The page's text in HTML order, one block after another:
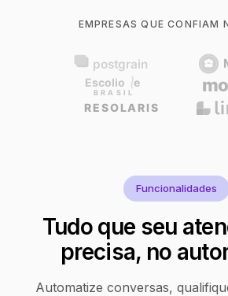
EMPRESAS QUE CONFIAM
Funcionalidades
Tudo que seu
precisa, no
Automatize conversas,